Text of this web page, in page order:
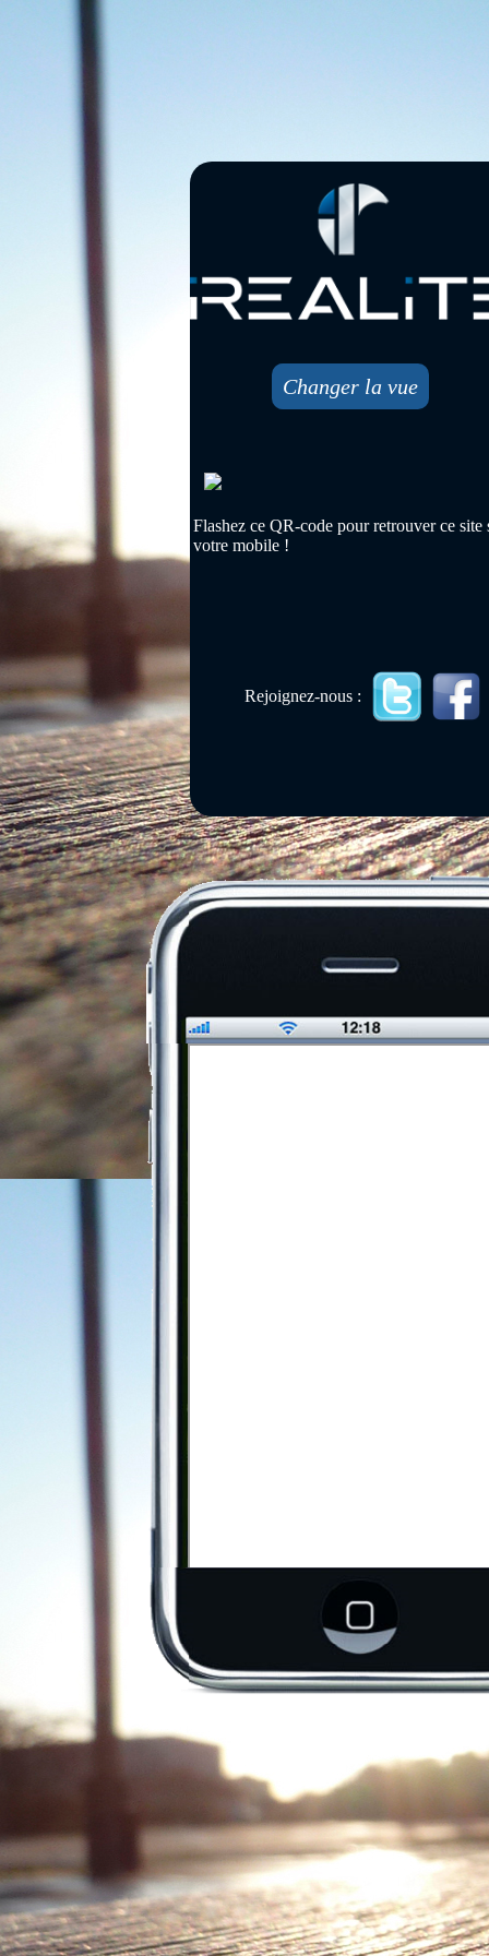
Changer la vue
Flashez ce QR-code pour retrouver ce site
votre mobile !
Rejoignez-nous :